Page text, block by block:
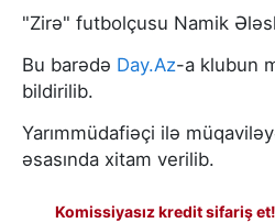
"Zirə" futbolçusu Namik
Bu barədə Day.Az-a klubun
bildirilib.
Yarımmüdafiəçi ilə
əsasında xitam verilib.
Komissiyasız kredit sifariş et!